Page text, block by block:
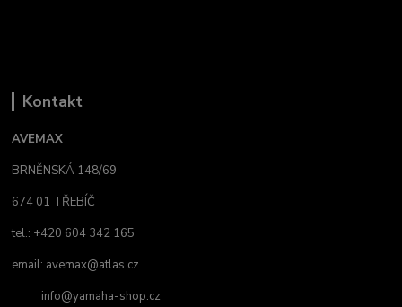
Kontakt
AVEMAX
BRNĚNSKÁ 148/69
674 01 TŘEBÍČ
tel.: +420 604 342 165
email: avemax@atlas.cz
info@yamaha-shop.cz